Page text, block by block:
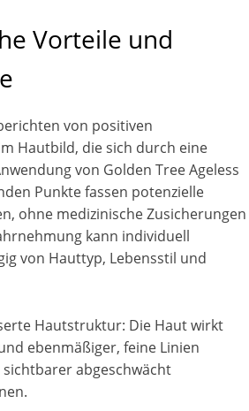
Vorteile und
von positiven
Hautbild, die sich durch eine
von Golden Tree Ageless
Punkte fassen potenzielle
ohne medizinische Zusicherungen
kann individuell
von Hauttyp, Lebensstil und
Hautstruktur: Die Haut wirkt
ebenmäßiger, feine Linien
abgeschwächt